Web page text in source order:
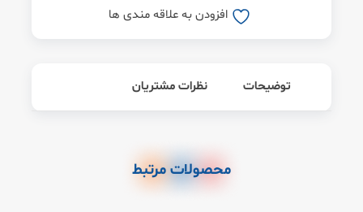
افزودن به علاقه مندی ها
توضیحات نظرات مشتریان
محصولات مرتبط